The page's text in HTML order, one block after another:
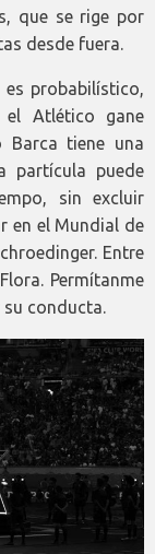
que se rige por
desde fuera.
probabilístico,
Atlético gane
Barca tiene una
partícula puede
sin excluir
en el Mundial de
Entre
Permítanme
conducta.